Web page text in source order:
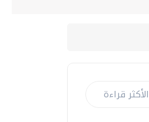
الأكثر قراءة